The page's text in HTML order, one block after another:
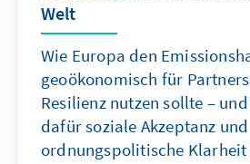
Welt
Wie Europa den
geoökonomisch für
Resilienz nutzen sollte –
dafür soziale Akzeptanz und
ordnungspolitische